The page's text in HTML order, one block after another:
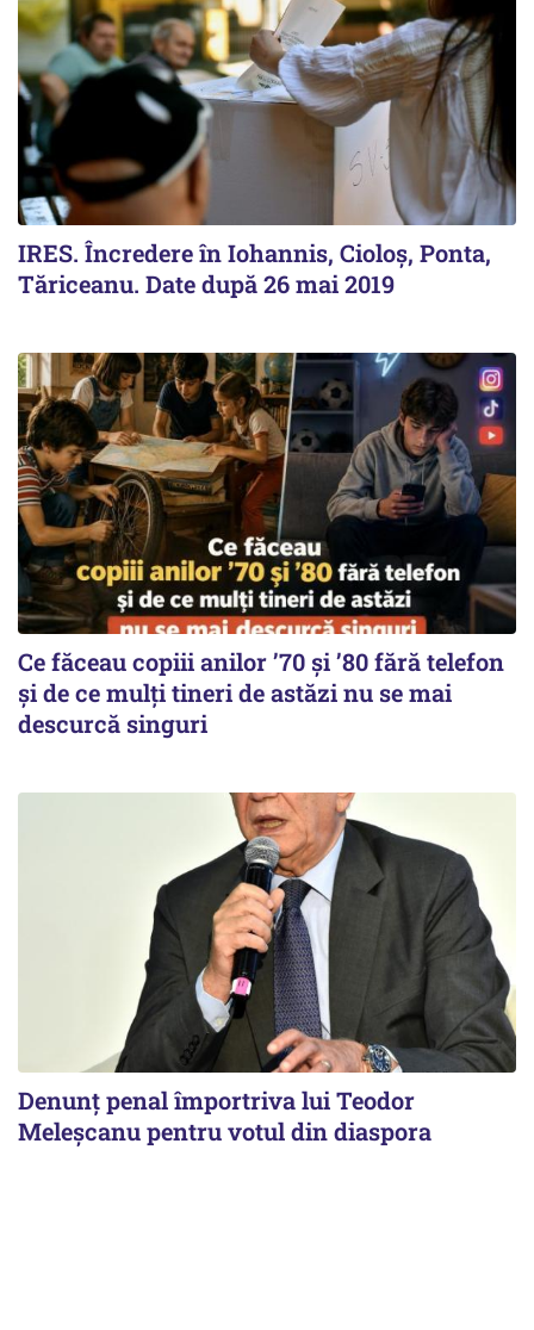
IRES. Încredere în Iohannis, Cioloș, Ponta,
Tăriceanu. Date după 26 mai 2019
Ce făceau copiii anilor ’70 și ’80 fără telefon
și de ce mulți tineri de astăzi nu se mai
descurcă singuri
Denunț penal împortriva lui Teodor
Meleșcanu pentru votul din diaspora